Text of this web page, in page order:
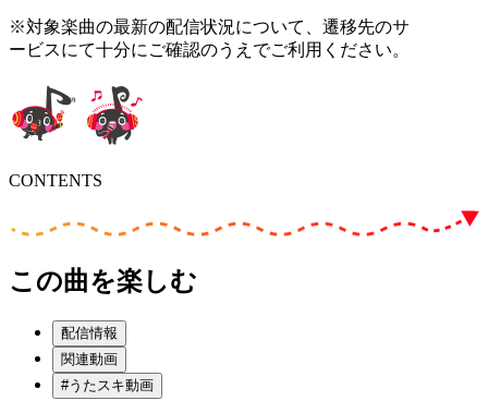
※対象楽曲の最新の配信状況について、遷移先のサ
ービスにて十分にご確認のうえでご利用ください。
CONTENTS
この曲を楽しむ
配信情報
関連動画
#うたスキ動画